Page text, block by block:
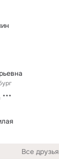
***
Все друзья